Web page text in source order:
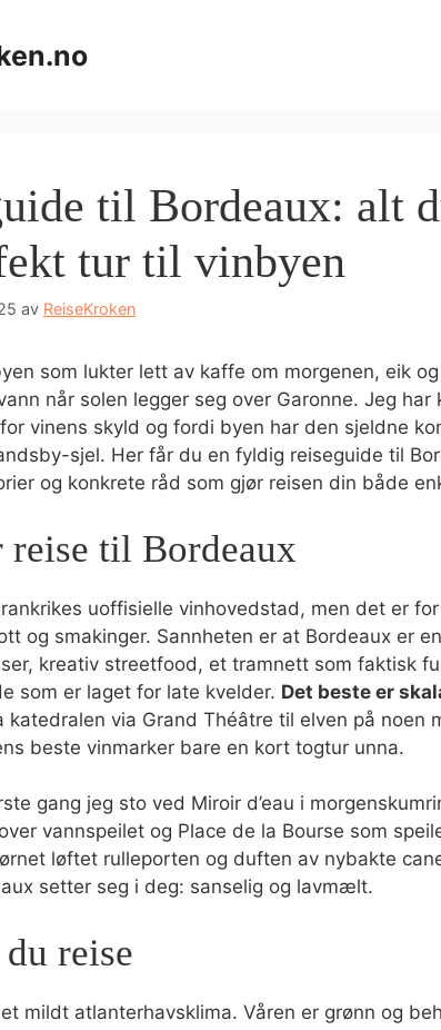
til Bordeaux: alt
tur til vinbyen
av ReiseKroken
som lukter lett av kaffe om morgenen, eik
når solen legger seg over Garonne. Jeg
vinens skyld og fordi byen har den sjeldne
sjel. Her får du en fyldig reiseguide til
og konkrete råd som gjør reisen din både
til Bordeaux
uoffisielle vinhovedstad, men det er
og smakinger. Sannheten er at Bordeaux er
kreativ streetfood, et tramnett som faktisk
som er laget for late kvelder. Det beste er
katedralen via Grand Théâtre til elven på noen
beste vinmarker bare en kort togtur unna.
gang jeg sto ved Miroir d’eau i
vannspeilet og Place de la Bourse som
løftet rulleporten og duften av nybakte
setter seg i deg: sanselig og lavmælt.
reise
mildt atlanterhavsklima. Våren er grønn og